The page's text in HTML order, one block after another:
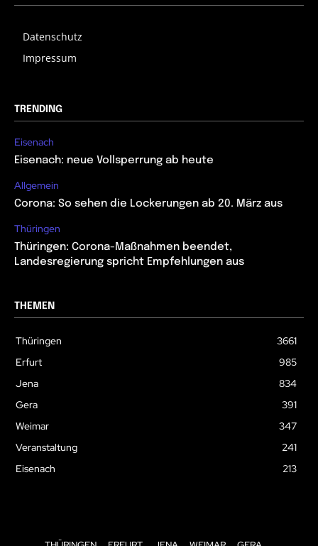
Datenschutz
Impressum
TRENDING
Eisenach
Eisenach: neue Vollsperrung ab heute
Allgemein
Corona: So sehen die Lockerungen ab 20. März aus
Thüringen
Thüringen: Corona-Maßnahmen beendet,
Landesregierung spricht Empfehlungen aus
THEMEN
Thüringen
3661
Erfurt
985
Jena
834
Gera
391
Weimar
347
Veranstaltung
241
Eisenach
213